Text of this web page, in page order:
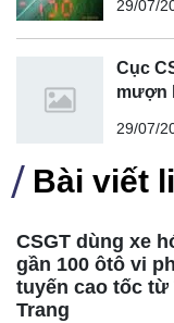
29/07/
Cục
mượn
29/07/
Bài viết
CSGT dùng xe
gần 100 ôtô vi
tuyến cao tốc từ
Trang